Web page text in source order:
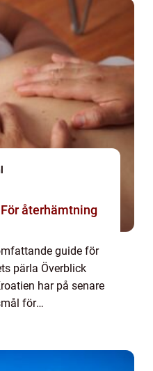
återhämtning
guide för
pärla Överblick
har på senare
för